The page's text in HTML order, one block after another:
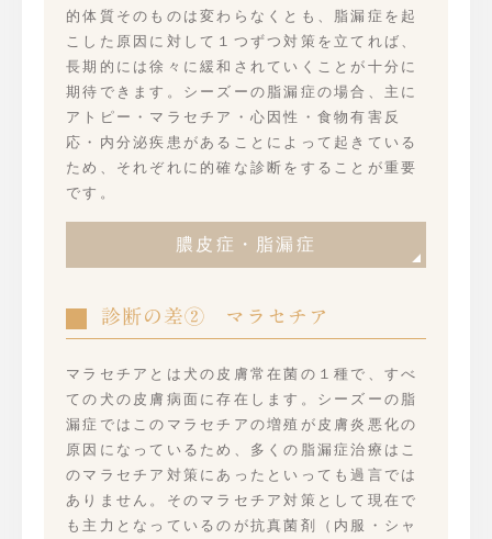
的体質そのものは変わらなくとも、脂漏症を起
こした原因に対して１つずつ対策を立てれば、
長期的には徐々に緩和されていくことが十分に
期待できます。シーズーの脂漏症の場合、主に
アトピー・マラセチア・心因性・食物有害反
応・内分泌疾患があることによって起きている
ため、それぞれに的確な診断をすることが重要
です。
膿皮症・脂漏症
診断の差② マラセチア
マラセチアとは犬の皮膚常在菌の１種で、すべ
ての犬の皮膚病面に存在します。シーズーの脂
漏症ではこのマラセチアの増殖が皮膚炎悪化の
原因になっているため、多くの脂漏症治療はこ
のマラセチア対策にあったといっても過言では
ありません。そのマラセチア対策として現在で
も主力となっているのが抗真菌剤（内服・シャ